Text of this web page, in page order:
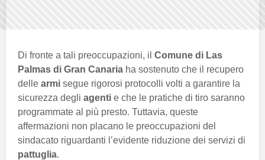
Di fronte a tali preoccupazioni, il Comune di Las
Palmas di Gran Canaria ha sostenuto che il recupero
delle armi segue rigorosi protocolli volti a garantire la
sicurezza degli agenti e che le pratiche di tiro saranno
programmate al più presto. Tuttavia, queste
affermazioni non placano le preoccupazioni del
sindacato riguardanti l’evidente riduzione dei servizi di
pattuglia.